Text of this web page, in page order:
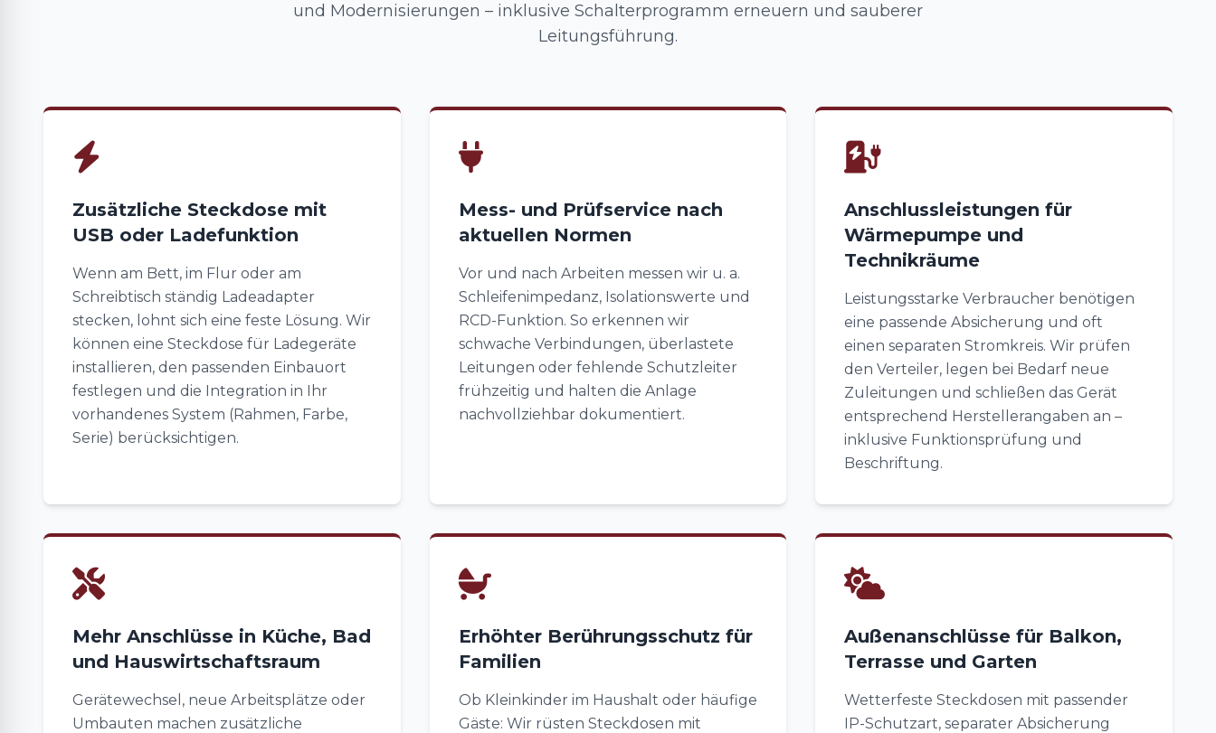
und Modernisierungen – inklusive Schalterprogramm erneuern und sauberer
Leitungsführung.
Zusätzliche Steckdose mit
USB oder Ladefunktion
Wenn am Bett, im Flur oder am
Schreibtisch ständig Ladeadapter
stecken, lohnt sich eine feste Lösung. Wir
können eine Steckdose für Ladegeräte
installieren, den passenden Einbauort
festlegen und die Integration in Ihr
vorhandenes System (Rahmen, Farbe,
Serie) berücksichtigen.
Mess- und Prüfservice nach
aktuellen Normen
Vor und nach Arbeiten messen wir u. a.
Schleifenimpedanz, Isolationswerte und
RCD-Funktion. So erkennen wir
schwache Verbindungen, überlastete
Leitungen oder fehlende Schutzleiter
frühzeitig und halten die Anlage
nachvollziehbar dokumentiert.
Anschlussleistungen für
Wärmepumpe und
Technikräume
Leistungsstarke Verbraucher benötigen
eine passende Absicherung und oft
einen separaten Stromkreis. Wir prüfen
den Verteiler, legen bei Bedarf neue
Zuleitungen und schließen das Gerät
entsprechend Herstellerangaben an –
inklusive Funktionsprüfung und
Beschriftung.
Mehr Anschlüsse in Küche, Bad
und Hauswirtschaftsraum
Gerätewechsel, neue Arbeitsplätze oder
Umbauten machen zusätzliche
Erhöhter Berührungsschutz für
Familien
Ob Kleinkinder im Haushalt oder häufige
Gäste: Wir rüsten Steckdosen mit
Außenanschlüsse für Balkon,
Terrasse und Garten
Wetterfeste Steckdosen mit passender
IP-Schutzart, separater Absicherung